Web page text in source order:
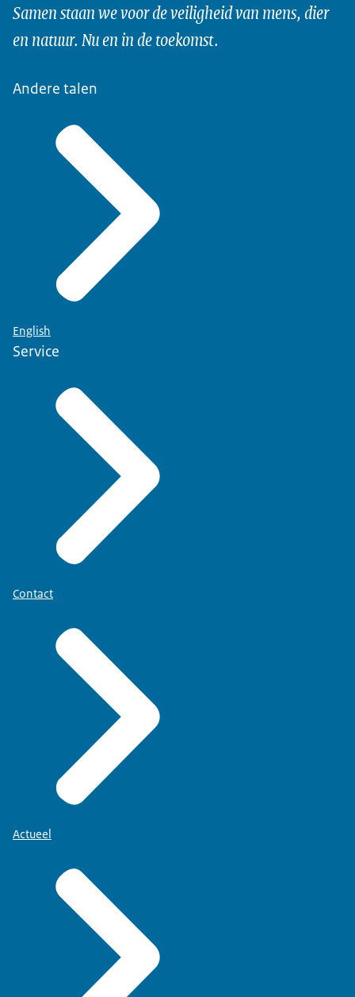
Samen staan we voor de veiligheid van mens, dier
en natuur. Nu en in de toekomst.
Andere talen
English
Service
Contact
Actueel